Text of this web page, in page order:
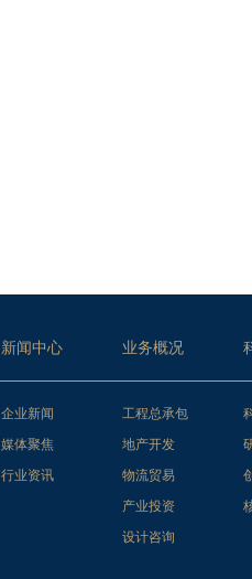
新闻中心 业务概况
企业新闻
媒体聚焦
行业资讯
工程总承包
地产开发
物流贸易
产业投资
设计咨询